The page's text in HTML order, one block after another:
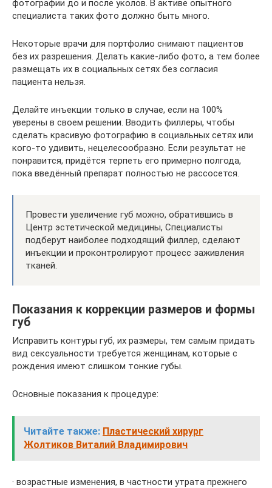
фотографии до и после уколов. В активе опытного
специалиста таких фото должно быть много.
Некоторые врачи для портфолио снимают пациентов
без их разрешения. Делать какие-либо фото, а тем более
размещать их в социальных сетях без согласия
пациента нельзя.
Делайте инъекции только в случае, если на 100%
уверены в своем решении. Вводить филлеры, чтобы
сделать красивую фотографию в социальных сетях или
кого-то удивить, нецелесообразно. Если результат не
понравится, придётся терпеть его примерно полгода,
пока введённый препарат полностью не рассосется.
Провести увеличение губ можно, обратившись в
Центр эстетической медицины, Специалисты
подберут наиболее подходящий филлер, сделают
инъекции и проконтролируют процесс заживления
тканей.
Показания к коррекции размеров и формы
губ
Исправить контуры губ, их размеры, тем самым придать
вид сексуальности требуется женщинам, которые с
рождения имеют слишком тонкие губы.
Основные показания к процедуре:
Читайте также: Пластический хирург
Жолтиков Виталий Владимирович
· возрастные изменения, в частности утрата прежнего